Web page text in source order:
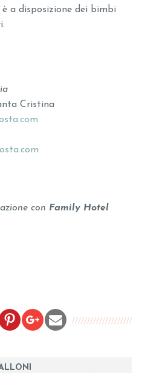
a disposizione dei bimbi
Cristina
con Family Hotel